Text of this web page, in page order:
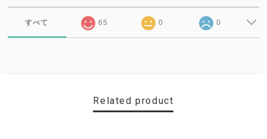
すべて 65 0 0
Related product